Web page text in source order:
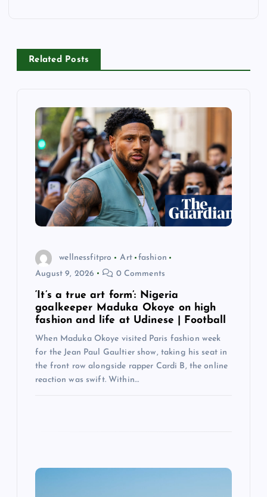
Related Posts
wellnessfitpro Art
fashion
August 9, 2026
0 Comments
‘It’s a true art form’: Nigeria
goalkeeper Maduka Okoye on high
fashion and life at Udinese | Football
When Maduka Okoye visited Paris fashion week
for the Jean Paul Gaultier show, taking his seat in
the front row alongside rapper Cardi B, the online
reaction was swift. Within…